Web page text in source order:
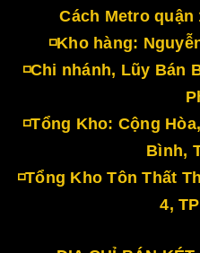
Cách Metro quận
◽Kho hàng:
◽Chi nhánh, Lũy Bán
◽Tổng Kho: Cộng
Bình,
◽Tổng Kho Tôn Thất
4,